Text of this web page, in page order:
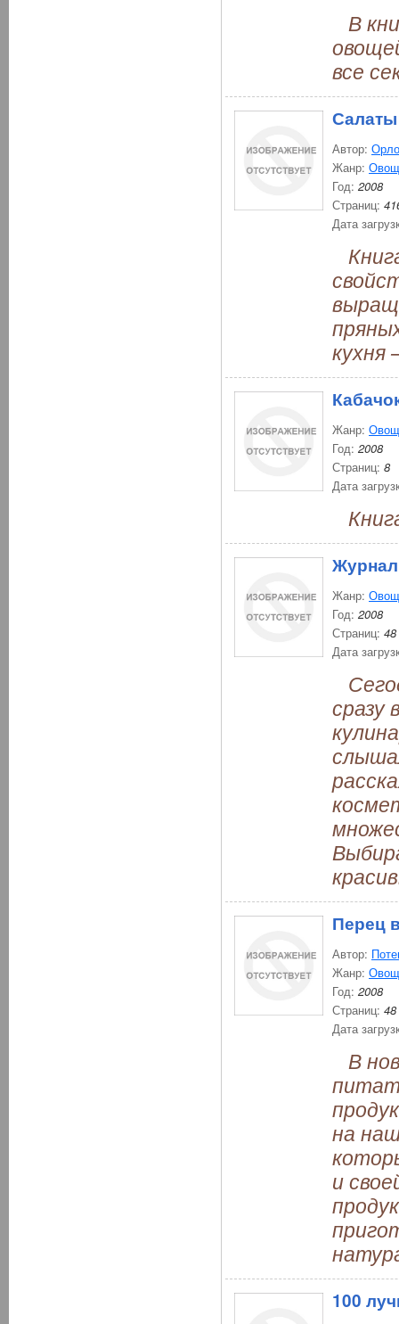
В
все
Автор:
Жанр:
Год: 2008
Страниц:
Дата
кухня
Жанр:
Год: 2008
Страниц: 8
Дата
Жанр:
Год: 2008
Страниц: 48
Дата
сразу
Перец
Автор:
Жанр:
Год: 2008
Страниц: 48
Дата
В
на
и
100